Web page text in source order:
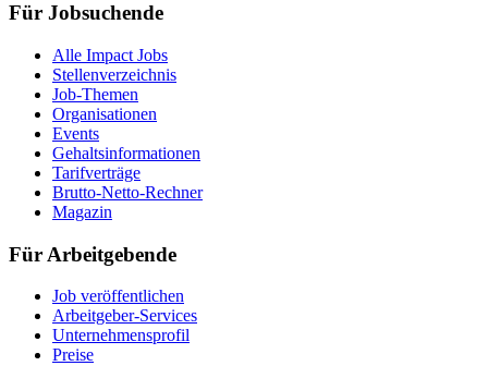
Für Jobsuchende
Alle Impact Jobs
Stellenverzeichnis
Job-Themen
Organisationen
Events
Gehaltsinformationen
Tarifverträge
Brutto-Netto-Rechner
Magazin
Für Arbeitgebende
Job veröffentlichen
Arbeitgeber-Services
Unternehmensprofil
Preise